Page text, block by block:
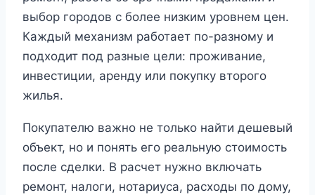
выбор городов с более низким уровнем цен.
Каждый механизм работает по-разному и
подходит под разные цели: проживание,
инвестиции, аренду или покупку второго
жилья.
Покупателю важно не только найти дешевый
объект, но и понять его реальную стоимость
после сделки. В расчет нужно включать
ремонт, налоги, нотариуса, расходы по дому,